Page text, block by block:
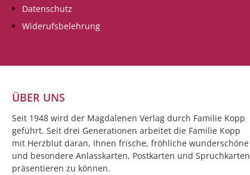
Datenschutz
Widerufsbelehrung
ÜBER UNS
Seit 1948 wird der Magdalenen Verlag durch Familie Kopp
geführt. Seit drei Generationen arbeitet die Familie Kopp
mit Herzblut daran, Ihnen frische, fröhliche wunderschöne
und besondere Anlasskarten, Postkarten und Spruchkarten
präsentieren zu können.